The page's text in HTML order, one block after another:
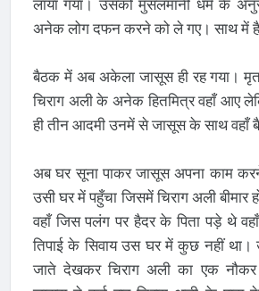
लाया गया। उसको मुसलमानी धर्म के
अनेक लोग दफन करने को ले गए। साथ में
बैठक में अब अकेला जासूस ही रह गया। मृत
चिराग अली के अनेक हितमित्र वहाँ आए
ही तीन आदमी उनमें से जासूस के साथ वहाँ
अब घर सूना पाकर जासूस अपना काम
उसी घर में पहुँचा जिसमें चिराग अली
वहाँ जिस पलंग पर हैदर के पिता पड़े थे
तिपाई के सिवाय उस घर में कुछ नहीं
जाते देखकर चिराग अली का एक नौकर